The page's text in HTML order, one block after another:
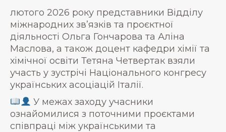
лютого 2026 року представники Відділу
міжнародних зв’язків та проєктної
діяльності Ольга Гончарова та Аліна
Маслова, а також доцент кафедри хімії та
хімічної освіти Тетяна Четвертак взяли
участь у зустрічі Національного конгресу
українських асоціацій Італії.
У межах заходу учасники
ознайомилися з поточними проєктами
співпраці між українськими та